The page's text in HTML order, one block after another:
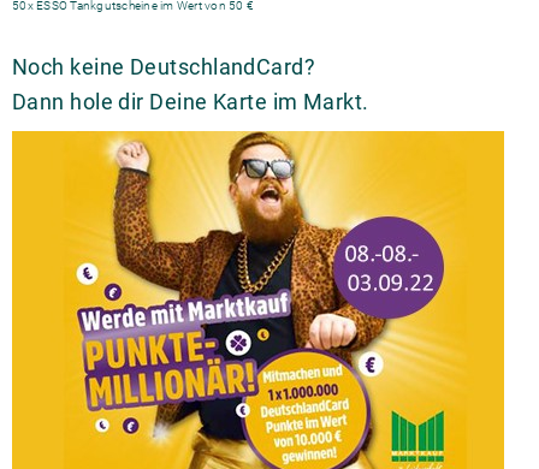
50x ESSO Tankgutscheine im Wert von 50 €
Noch keine DeutschlandCard?
Dann hole dir Deine Karte im Markt.